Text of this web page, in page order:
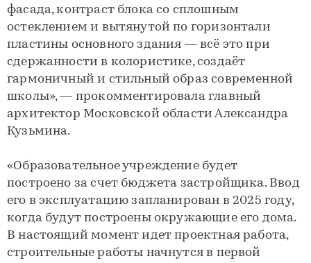
фасада, контраст блока со сплошным
остеклением и вытянутой по горизонтали
пластины основного здания — всё это при
сдержанности в колористике, создаёт
гармоничный и стильный образ современной
школы», — прокомментировала главный
архитектор Московской области Александра
Кузьмина.
«Образовательное учреждение будет
построено за счет бюджета застройщика. Ввод
его в эксплуатацию запланирован в 2025 году,
когда будут построены окружающие его дома.
В настоящий момент идет проектная работа,
строительные работы начнутся в первой